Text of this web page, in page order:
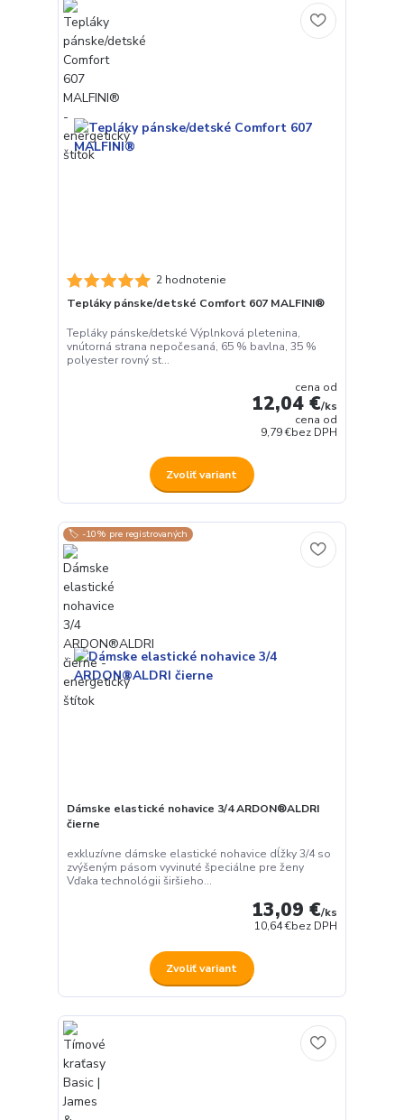
2 hodnotenie
Tepláky pánske/detské Comfort 607 MALFINI®
Tepláky pánske/detské Výplnková pletenina,
vnútorná strana nepočesaná, 65 % bavlna, 35 %
polyester rovný st...
cena od
12,04 €/ks
cena od
9,79 €bez DPH
Zvoliť variant
🏷️ -10% pre registrovaných
Dámske elastické nohavice 3/4 ARDON®ALDRI
čierne
exkluzívne dámske elastické nohavice dĺžky 3/4 so
zvýšeným pásom vyvinuté špeciálne pre ženy
Vďaka technológii širšieho...
13,09 €/ks
10,64 €bez DPH
Zvoliť variant